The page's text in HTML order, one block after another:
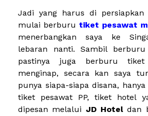
Jadi yang harus di persiapkan
mulai berburu tiket pesawat
menerbangkan saya ke
lebaran nanti. Sambil
pastinya juga berburu
menginap, secara kan saya
punya siapa-siapa disana,
tiket pesawat PP, tiket hotel
dipesan melalui JD Hotel dan